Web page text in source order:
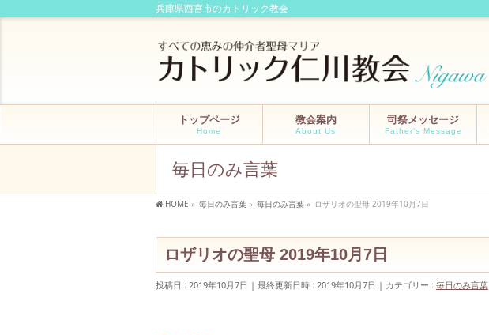
兵庫県西宮市のカトリック教会
トップページ
Home
教会案内
About Us
司祭メッセージ
Father’s Message
毎日のみ言葉
HOME » 毎日のみ言葉 » 毎日のみ言葉 » ロザリオの聖母 2019年10月7日
ロザリオの聖母 2019年10月7日
投稿日 : 2019年10月7日 最終更新日時 : 2019年10月7日 カテゴリー : 毎日のみ言葉